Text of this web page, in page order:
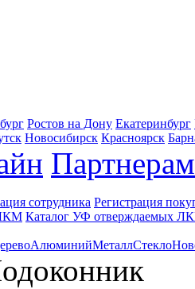
Ростов на Дону Екатеринбург
Новосибирск Красноярск
Партнерам
сотрудника Регистрация
Каталог УФ отверждаемых
АлюминийМеталлСтекло